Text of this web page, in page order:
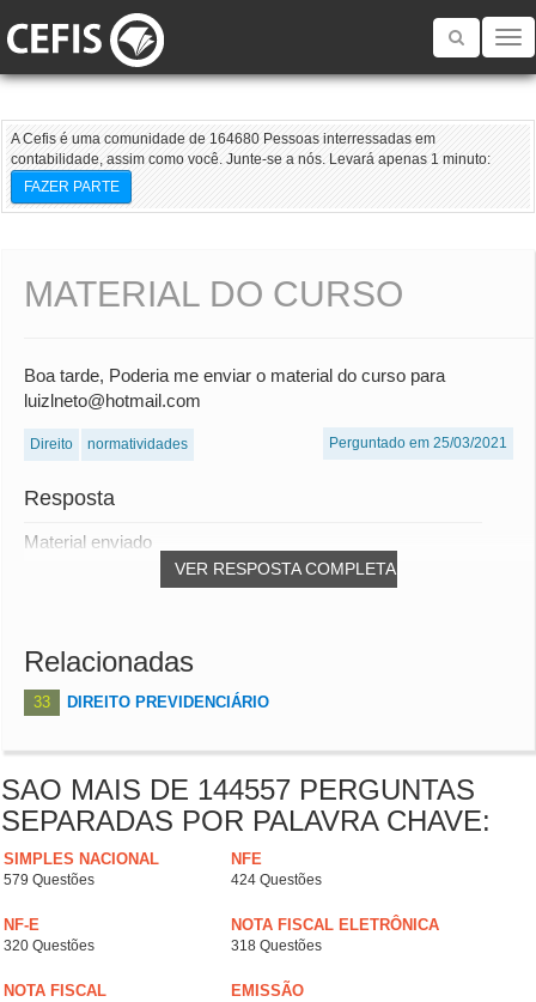
Toggle
A Cefis é uma comunidade de 164680 Pessoas interressadas em
contabilidade, assim como você. Junte-se a nós. Levará apenas 1 minuto:
FAZER PARTE
MATERIAL DO CURSO
Boa tarde, Poderia me enviar o material do curso para
luizlneto@hotmail.com
Direito normatividades Perguntado em 25/03/2021
Resposta
VER RESPOSTA COMPLETA
Material enviado
Relacionadas
33 DIREITO PREVIDENCIÁRIO
SAO MAIS DE 144557 PERGUNTAS
SEPARADAS POR PALAVRA CHAVE:
SIMPLES NACIONAL
579 Questões
NFE
424 Questões
NF-E
320 Questões
NOTA FISCAL ELETRÔNICA
318 Questões
NOTA FISCAL EMISSÃO